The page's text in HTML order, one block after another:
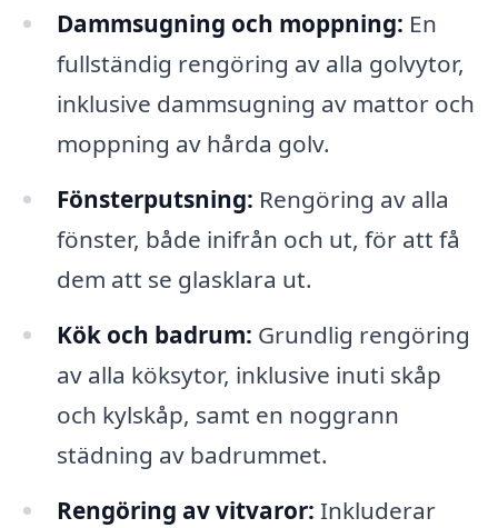
Dammsugning och moppning: En
fullständig rengöring av alla golvytor,
inklusive dammsugning av mattor och
moppning av hårda golv.
Fönsterputsning: Rengöring av alla
fönster, både inifrån och ut, för att få
dem att se glasklara ut.
Kök och badrum: Grundlig rengöring
av alla köksytor, inklusive inuti skåp
och kylskåp, samt en noggrann
städning av badrummet.
Rengöring av vitvaror: Inkluderar